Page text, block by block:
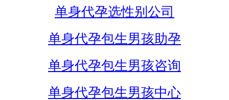
单身代孕选性别公司
单身代孕包生男孩助孕
单身代孕包生男孩咨询
单身代孕包生男孩中心